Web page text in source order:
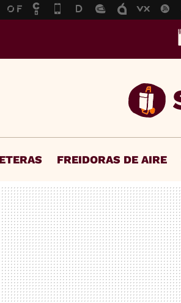
FREIDORAS DE AIRE